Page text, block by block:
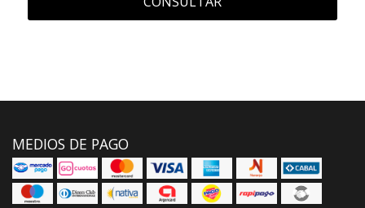
MEDIOS DE PAGO